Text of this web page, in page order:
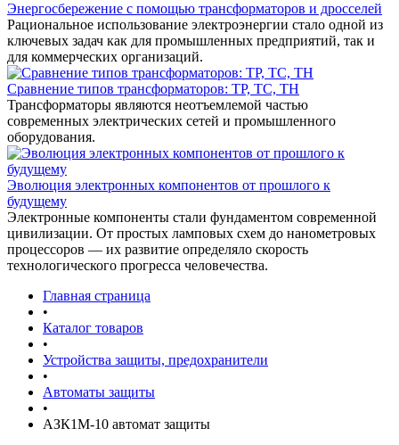
Энергосбережение с помощью трансформаторов и дросселей
Рациональное использование электроэнергии стало одной из
ключевых задач как для промышленных предприятий, так и
для коммерческих организаций.
Сравнение типов трансформаторов: ТР, ТС, ТН
Трансформаторы являются неотъемлемой частью
современных электрических сетей и промышленного
оборудования.
Эволюция электронных компонентов от прошлого к
будущему
Электронные компоненты стали фундаментом современной
цивилизации. От простых ламповых схем до нанометровых
процессоров — их развитие определяло скорость
технологического прогресса человечества.
Главная страница
•
Каталог товаров
•
Устройства защиты, предохранители
•
Автоматы защиты
•
АЗК1М-10 автомат защиты